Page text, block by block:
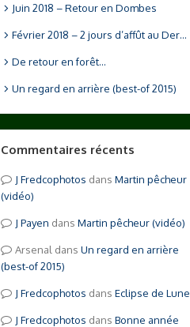
Juin 2018 – Retour en Dombes
Février 2018 – 2 jours d’affût au Der…
De retour en forêt…
Un regard en arrière (best-of 2015)
Commentaires récents
Fredcophotos dans Martin pêcheur
(vidéo)
Payen dans Martin pêcheur (vidéo)
Arsenal dans Un regard en arrière
(best-of 2015)
Fredcophotos dans Eclipse de Lune
Fredcophotos dans Bonne année